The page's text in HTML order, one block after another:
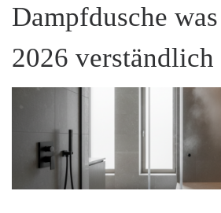
Dampfdusche
2026